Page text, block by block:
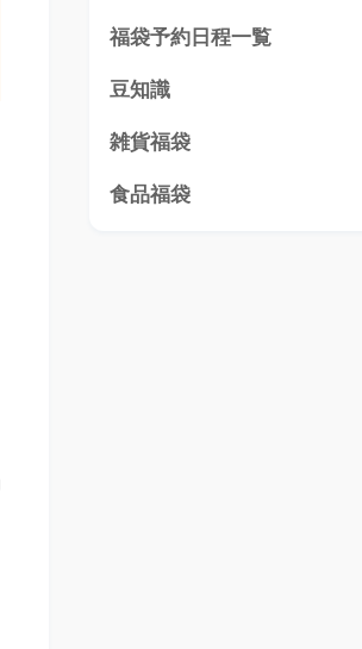
福袋予約日程一覧
豆知識
雑貨福袋
食品福袋